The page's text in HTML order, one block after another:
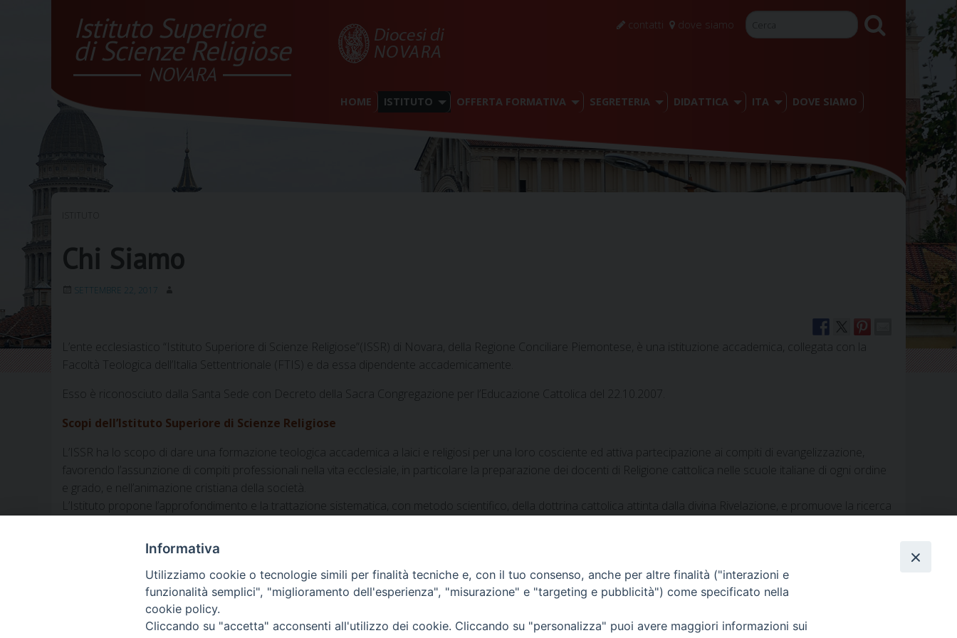
Istituto Superiore
di Scienze Religiose
NOVARA
contatti dove siamo
HOME ISTITUTO OFFERTA FORMATIVA SEGRETERIA DIDATTICA ITA DOVE SIAMO
Chi Siamo
SETTEMBRE 22, 2017
L’ente ecclesiastico “Istituto Superiore di Scienze Religiose”(ISSR) di Novara, della Regione Conciliare Piemontese, è una istituzione accademica, collegata con la
Facoltà Teologica dell’Italia Settentrionale (FTIS) e da essa dipendente accademicamente.
Esso è riconosciuto dalla Santa Sede con Decreto della Sacra Congregazione per l’Educazione Cattolica del 22.10.2007.
Scopi dell’Istituto Superiore di Scienze Religiose
L’ISSR ha lo scopo di dare una formazione teologica accademica a laici e religiosi per una loro cosciente ed attiva partecipazione ai compiti di evangelizzazione,
favorendo l’assunzione di compiti professionali nella vita ecclesiale, in particolare la preparazione dei docenti di Religione cattolica nelle scuole italiane di ogni ordine
e grado, e nell’animazione cristiana della società.
L’Istituto propone l’approfondimento e la trattazione sistematica, con metodo scientifico, della dottrina cattolica attinta dalla divina Rivelazione, e promuove la ricerca
Dalla Segreteria
Informativa
Utilizziamo cookie o tecnologie simili per finalità tecniche e, con il tuo consenso, anche per altre finalità ("interazioni e
funzionalità semplici", "miglioramento dell'esperienza", "misurazione" e "targeting e pubblicità") come specificato nella
cookie policy.
Cliccando su "accetta" acconsenti all'utilizzo dei cookie. Cliccando su "personalizza" puoi avere maggiori informazioni sui